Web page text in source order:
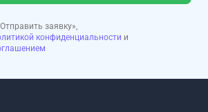
заявку»,
конфиденциальности и